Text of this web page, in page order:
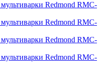
Redmond RMC-
Redmond RMC-
Redmond RMC-
Redmond RMC-